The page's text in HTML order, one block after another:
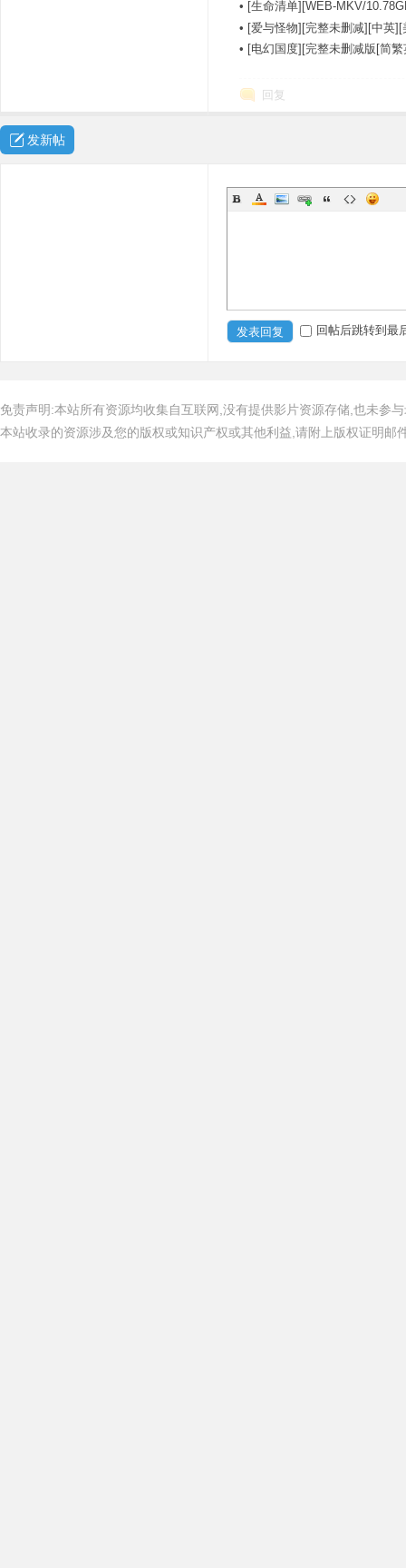
• [生命清单][WEB-MKV/
• [爱与怪物][完整未删减][中英
• [电幻国度][完整未删减版[简
回复
发新帖
发表回复 回帖后跳转到最
免责声明:本站所有资源均收集自互联网,没有提供影片资源存储,也未参
本站收录的资源涉及您的版权或知识产权或其他利益,请附上版权证明